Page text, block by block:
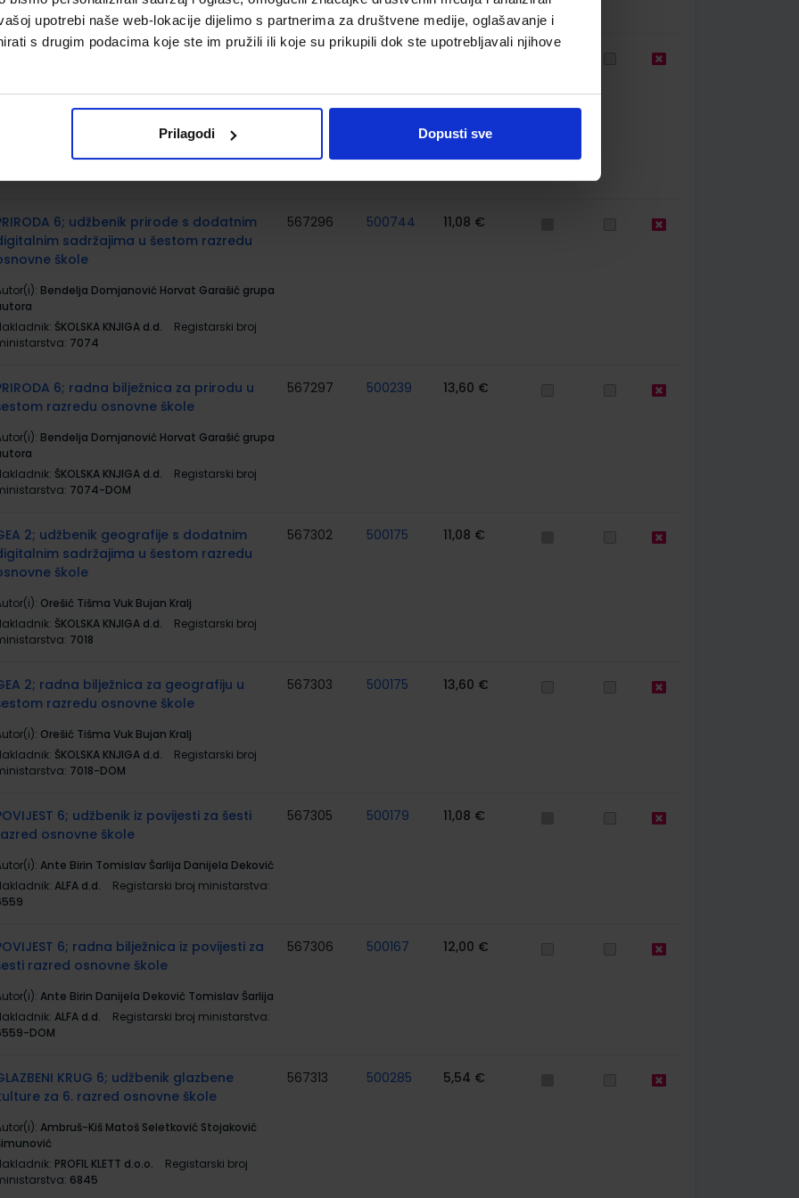
upotrebi naše web-lokacije dijelimo s partnerima za društvene medije, oglašavanje i
s drugim podacima koje ste im pružili ili koje su prikupili dok ste upotrebljavali njihove
Prilagodi Dopusti sve
ministarstva:
PROFIL KLETT d.o.o.
Registarski broj
6863-DOM
6; udžbenik prirode s dodatnim
sadržajima u šestom razredu
škole
Bendelja Domjanović Horvat Garašić grupa
ŠKOLSKA KNJIGA d.d.
Registarski broj
7074
567296 500744 11,08 €
6; radna bilježnica za prirodu u
razredu osnovne škole
Bendelja Domjanović Horvat Garašić grupa
ŠKOLSKA KNJIGA d.d.
Registarski broj
7074-DOM
567297 500239 13,60 €
2; udžbenik geografije s dodatnim
sadržajima u šestom razredu
škole
Orešić Tišma Vuk Bujan Kralj
ŠKOLSKA KNJIGA d.d.
Registarski broj
7018
567302 500175 11,08 €
2; radna bilježnica za geografiju u
razredu osnovne škole
Orešić Tišma Vuk Bujan Kralj
ŠKOLSKA KNJIGA d.d.
Registarski broj
7018-DOM
567303 500175 13,60 €
6; udžbenik iz povijesti za šesti
osnovne škole
Ante Birin Tomislav Šarlija Danijela Deković
ALFA d.d.
Registarski broj ministarstva:
567305 500179 11,08 €
6; radna bilježnica iz povijesti za
razred osnovne škole
Ante Birin Danijela Deković Tomislav Šarlija
ALFA d.d.
Registarski broj ministarstva:
DOM
567306 500167 12,00 €
KRUG 6; udžbenik glazbene
za 6. razred osnovne škole
Ambruš-Kiš Matoš Seletković Stojaković
PROFIL KLETT d.o.o.
Registarski broj
6845
567313 500285 5,54 €